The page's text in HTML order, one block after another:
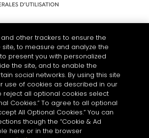
D’UTILISATION
EST DANGEREUX POUR LA SANTÉ. A
other trackers to ensure the
to measure and analyze the
present you with personalized
the site, and to enable the
social networks. By using this site
use of cookies as described in our
reject all optional cookies select
Cookies.” To agree to all optional
All Optional Cookies.” You can
though the “Cookie & Ad
here or in the browser